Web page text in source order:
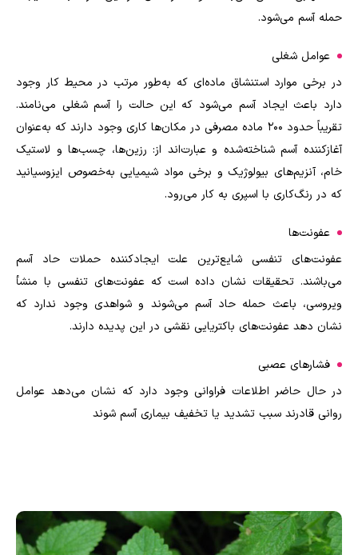
حمله آسم می‌شود.
عوامل شغلی
در برخی موارد استنشاق ماده‌ای که به‌طور مرتب در محیط کار وجود
دارد باعث ایجاد آسم می‌شود که این حالت را آسم شغلی می‌نامند.
تقریباً حدود ۲۰۰ ماده مصرفی در مکان‌ها کاری وجود دارند که به‌عنوان
آغازکننده آسم شناخته‌شده و عبارت‌اند از: رزین‌ها، چسب‌ها و لاستیک
خام، آنزیم‌های بیولوژیک و برخی مواد شیمیایی به‌خصوص ایزوسیانید
که در رنگ‌کاری با اسپری به کار می‌رود.
عفونت‌ها
عفونت‌های تنفسی شایع‌ترین علت ایجادکننده حملات حاد آسم
می‌باشند. تحقیقات نشان داده است که عفونت‌های تنفسی با منشأ
ویروسی، باعث حمله حاد آسم می‌شوند و شواهدی وجود ندارد که
نشان دهد عفونت‌های باکتریایی نقشی در این پدیده دارند.
فشارهای عصبی
در حال حاضر اطلاعات فراوانی وجود دارد که نشان می‌دهد عوامل
روانی قادرند سبب تشدید یا تخفیف بیماری آسم شوند